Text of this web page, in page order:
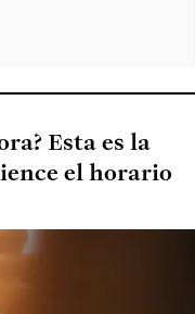
Esta es la
el horario